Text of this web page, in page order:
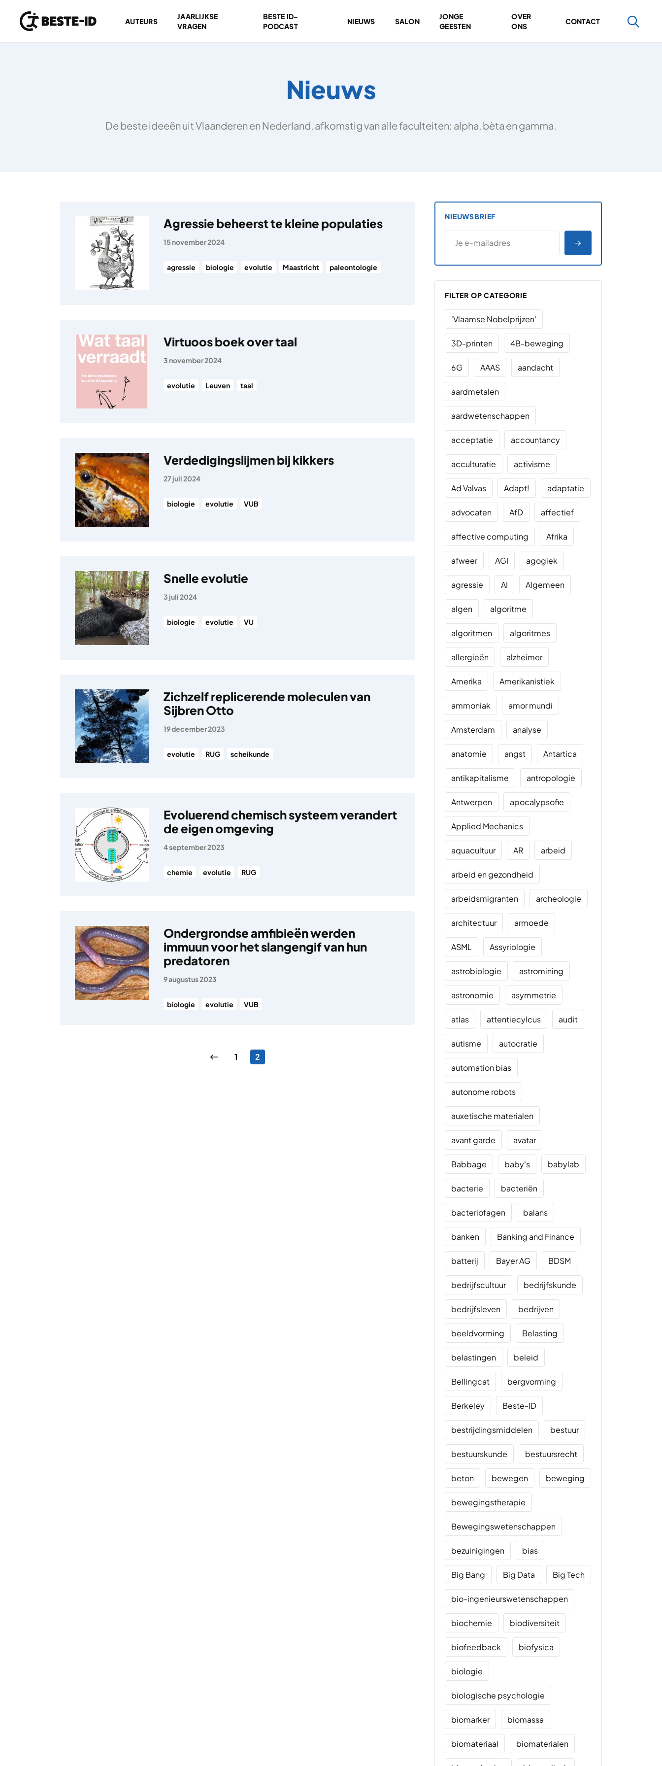
Ga naar inhoud
AUTEURS
JAARLIJKSE
VRAGEN
BESTE ID-
PODCAST
NIEUWS SALON
JONGE
GEESTEN
OVER
ONS
CONTACT
Nieuws
De beste ideeën uit Vlaanderen en Nederland, afkomstig van alle faculteiten: alpha, bèta en gamma.
Agressie beheerst te kleine populaties
15 november 2024
agressie biologie evolutie Maastricht paleontologie
Virtuoos boek over taal
3 november 2024
evolutie Leuven taal
Verdedigingslijmen bij kikkers
27 juli 2024
biologie evolutie VUB
Snelle evolutie
3 juli 2024
biologie evolutie VU
Zichzelf replicerende moleculen van
Sijbren Otto
19 december 2023
evolutie RUG scheikunde
Evoluerend chemisch systeem verandert
de eigen omgeving
4 september 2023
chemie evolutie RUG
Ondergrondse amfibieën werden
immuun voor het slangengif van hun
predatoren
9 augustus 2023
biologie evolutie VUB
Berichten pagineringVorige pagina
Pagina
1 Pagina
2
NIEUWSBRIEF
E-MAILADRES
*
AANMELDEN
FILTER OP CATEGORIE
'Vlaamse Nobelprijzen'
3D-printen 4B-beweging
6G AAAS aandacht
aardmetalen
aardwetenschappen
acceptatie accountancy
acculturatie activisme
Ad Valvas Adapt! adaptatie
advocaten AfD affectief
affective computing Afrika
afweer AGI agogiek
agressie AI Algemeen
algen algoritme
algoritmen algoritmes
allergieën alzheimer
Amerika Amerikanistiek
ammoniak amor mundi
Amsterdam analyse
anatomie angst Antartica
antikapitalisme antropologie
Antwerpen apocalypsofie
Applied Mechanics
aquacultuur AR arbeid
arbeid en gezondheid
arbeidsmigranten archeologie
architectuur armoede
ASML Assyriologie
astrobiologie astromining
astronomie asymmetrie
atlas attentiecylcus audit
autisme autocratie
automation bias
autonome robots
auxetische materialen
avant garde avatar
Babbage baby's babylab
bacterie bacteriën
bacteriofagen balans
banken Banking and Finance
batterij Bayer AG BDSM
bedrijfscultuur bedrijfskunde
bedrijfsleven bedrijven
beeldvorming Belasting
belastingen beleid
Bellingcat bergvorming
Berkeley Beste-ID
bestrijdingsmiddelen bestuur
bestuurskunde bestuursrecht
beton bewegen beweging
bewegingstherapie
Bewegingswetenschappen
bezuinigingen bias
Big Bang Big Data Big Tech
bio-ingenieurswetenschappen
biochemie biodiversiteit
biofeedback biofysica
biologie
biologische psychologie
biomarker biomassa
biomateriaal biomaterialen